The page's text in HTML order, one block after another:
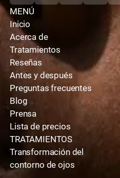
MENÚ
Inicio
Acerca de
Tratamientos
Reseñas
Antes y después
Preguntas frecuentes
Blog
Prensa
Lista de precios
TRATAMIENTOS
Transformación del
contorno de ojos